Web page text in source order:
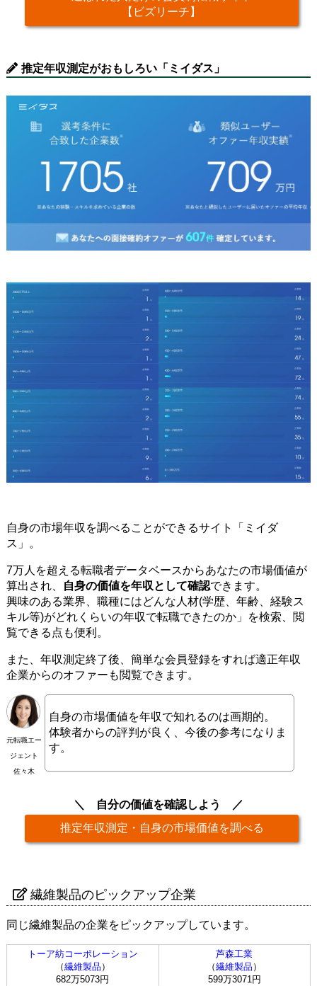
【ビズリーチ】
推定年収測定がおもしろい「ミイダス」
自身の市場年収を調べることができるサイト「ミイダ
ス」。
7万人を超える転職者データベースからあなたの市場価値が
算出され、
自身の価値を年収として確認できます。
興味のある業界、職種にはどんな人材(学歴、年齢、経験ス
キル等)がどれくらいの年収で転職できたのか」を検索、閲
覧できる点も便利。
また、年収測定終了後、簡単な会員登録をすれば適正年収
企業からのオファーも閲覧できます。
元転職エー
ジェント
佐々木
自身の市場価値を年収で知れるのは画期的。
体験者からの評判が良く、今後の参考になりま
す。
自分の価値を確認しよう
推定年収測定・自身の市場価値を調べる
繊維製品のピックアップ企業
同じ繊維製品の企業をピックアップしています。
トーア紡コーポレーション
（繊維製品 ）
682万5073円
芦森工業
（繊維製品 ）
599万3071円